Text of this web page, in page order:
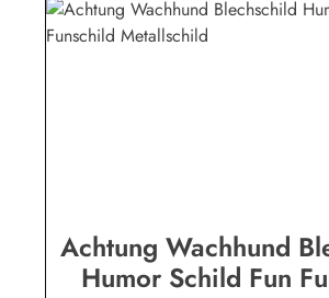
Achtung Wachhund
Humor Schild Fun